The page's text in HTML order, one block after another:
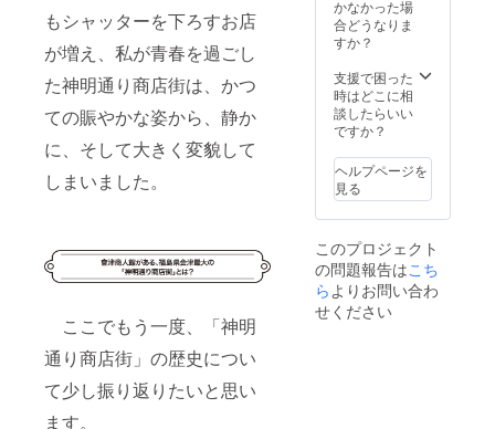
もシャッターを下ろすお店
が増え、私が青春を過ごし
た神明通り商店街は、かつ
ての賑やかな姿から、静か
に、そして大きく変貌して
しまいました。
ここでもう一度、「神明
通り商店街」の歴史につい
て少し振り返りたいと思い
ます。
希望さ
れるお
ご記入
くださ
い。
高さ
7cm×幅
ル(中)：
高さ
7.5cm×
幅
四角
高さ
4.5cm×
幅
11.5cm
四角
皿(小)：
高さ
現しま
した。
り振り
ます。
・日に
当たる
変化 (経
をお楽
しみ頂
す。 ・
商品サ
イズ
革べ
必ず備
希望さ
れるお
名前を
ご記入
い。
を掲載
・注意
支援
時、必
ず備考
欄に掲
望され
るお名
前をご
：
ロゴや
紹介文
の画像
ントご
招待 ●
リー
ブック
につい
て ・掲
間：事
業が存
続する
載方
法：会
社ロ
ゴ・紹
介文
ングス
ペース
利用券
（1日利
用）×30
セッ
効期
限：
2026年
設の
オープ
ン前に
送付し
ます。
かなかった場
合どうなりま
すか？
支援で困った
時はどこに相
談したらいい
ですか？
ヘルプページを
見る
このプロジェクト
の問題報告はこち
ら よりお問い合わ
せください